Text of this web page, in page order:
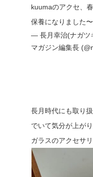
kuumaのアクセ、
保養になりました〜
— 長月幸治(ナガツ
マガジン編集長
長月時代にも取り
でいて気分が上がり
ガラスのアクセサ